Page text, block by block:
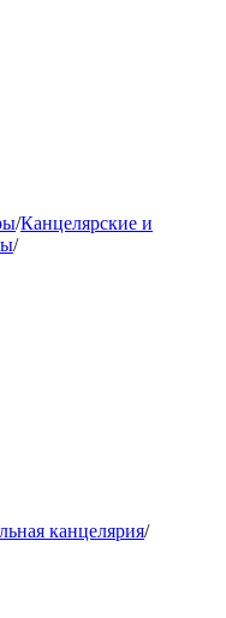
/Канцелярские и
/
канцелярия/